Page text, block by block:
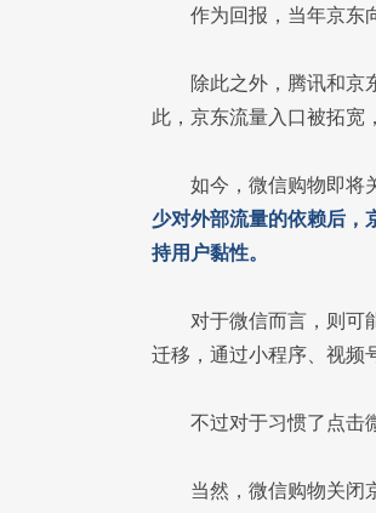
作为回报，当年京东
除此之外，腾讯和京
此，京东流量入口被拓宽
如今，微信购物即将
少对外部流量的依赖后，
持用户黏性。
对于微信而言，则可
迁移，通过小程序、视频
不过对于习惯了点击
当然，微信购物关闭